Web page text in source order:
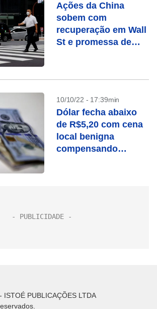
Ações da China
sobem com
recuperação em Wall
St e promessa de
10/10/22 - 17:39min
Dólar fecha abaixo
de R$5,20 com cena
local benigna
compensando
PUBLICAÇÕES LTDA